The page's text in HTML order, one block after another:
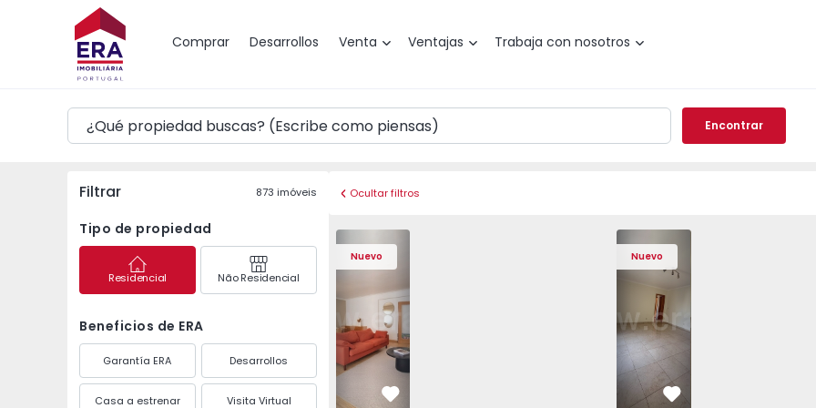
Comprar Desarrollos Venta Ventajas Trabaja con nosotros
Mapa
Encontrar
Filtrar 873 imóveis
Tipo de propiedad
Residencial Não Residencial
Beneficios de ERA
Garantía ERA Desarrollos
Casa a estrenar Visita Virtual
Ocultar filtros
Nuevo
Apartamento T4 Cascais, São Domingos de Rana - 1557885 - 20
Apartamento T4 Cascais, São Domingos de Rana - 1557885 - 1
Apartamento T4 Cascais, São Domingos de Rana - 1557885 -
Apartamento T4 Cascais, São Domingos de
Apartamento T4 Cascais, São
Apartamento T4 Cascais,
Apartamento
Favorito
Nuevo
Apartamento T3 Sintra, Algueirão-
Apartamento T3 Sintra,
Apartamento T3
Favorito